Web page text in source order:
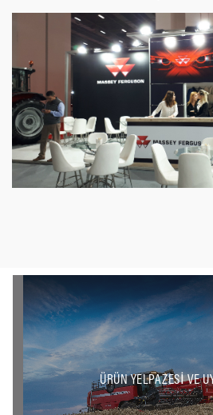
ÜRÜN YELPAZESI VE